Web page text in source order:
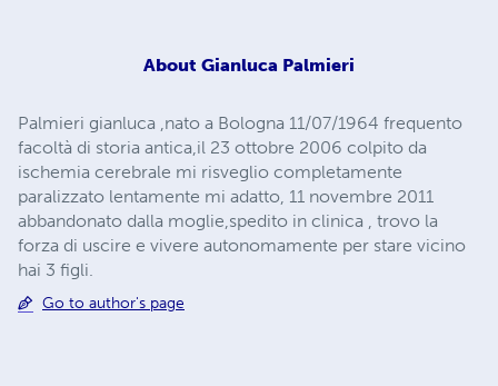
About Gianluca Palmieri
Palmieri gianluca ,nato a Bologna 11/07/1964 frequento
facoltà di storia antica,il 23 ottobre 2006 colpito da
ischemia cerebrale mi risveglio completamente
paralizzato lentamente mi adatto, 11 novembre 2011
abbandonato dalla moglie,spedito in clinica , trovo la
forza di uscire e vivere autonomamente per stare vicino
hai 3 figli.
Go to author's page